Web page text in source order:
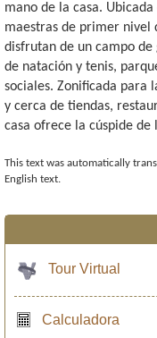
mano de la casa.
maestras de primer nivel
disfrutan de un campo de
de natación y tenis,
sociales. Zonificada para
y cerca de tiendas,
casa ofrece la cúspide de
This text was automatically
English text.
Tour Virtual
Calculadora